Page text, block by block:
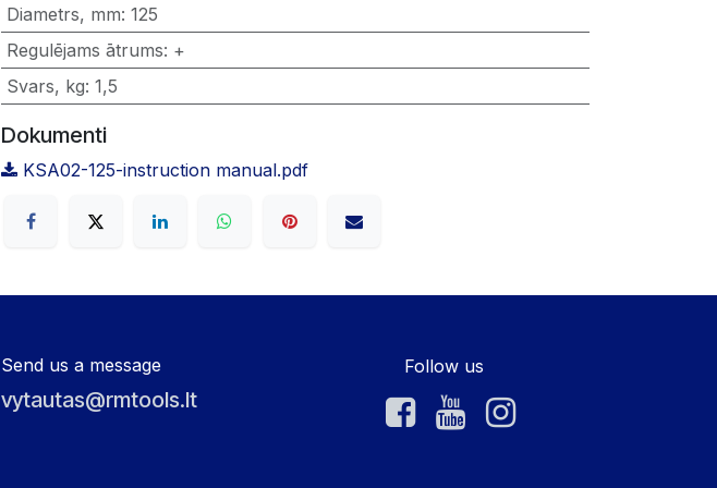
Diametrs, mm: 125
Regulējams ātrums: +
Svars, kg: 1,5
Dokumenti
KSA02-125-instruction manual.pdf
Send us a message
vytautas@rmtools.lt
Follow us